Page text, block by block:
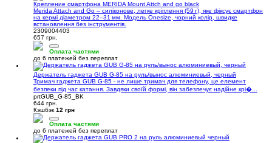
Крепление смартфона MERIDA Mount Attch and go black
Merida Attach and Go – силіконове, легке кріплення (59 г), яке фіксує смартфон
на кермі діаметром 22–31 мм. Модель Onesize, чорний колір, швидке
встановлення без інструментів.
2309004403
657 грн.
Оплата частями
до 6 платежей без переплат
Держатель гаджета GUB G-85 на руль/вынос алюминиевый, черный
Тримач гаджета GUB G-85 - не лише тримач для телефону, це елемент
безпеки під час катання. Завдяки своїй формі, він забезпечує надійне крі�...
prtGUB_G-85_BK
644 грн.
Кэшбэк 12 грн
Оплата частями
до 6 платежей без переплат